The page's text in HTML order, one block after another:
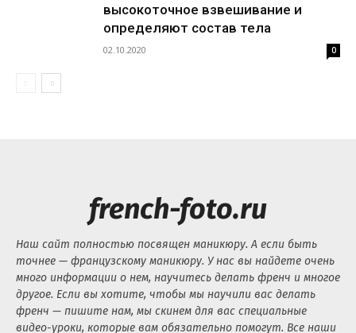
высокоточное взвешивание и
определяют состав тела
02.10.2020 0
french-foto.ru
Наш сайт полностью посвящен маникюру. А если быть
точнее — французскому маникюру. У нас вы найдете очень
много информации о нем, научитесь делать френч и многое
другое. Если вы хотите, чтобы мы научили вас делать
френч — пишите нам, мы скинем для вас специальные
видео-уроки, которые вам обязательно помогут. Все наши